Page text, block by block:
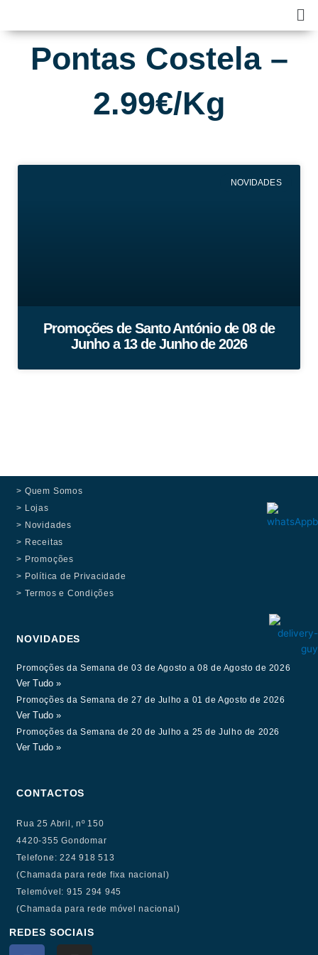
content
Pontas Costela –
2.99€/Kg
NOVIDADES
Promoções de Santo António de 08 de
Junho a 13 de Junho de 2026
> Quem Somos
> Lojas
> Novidades
> Receitas
> Promoções
> Política de Privacidade
> Termos e Condições
NOVIDADES
Promoções da Semana de 03 de Agosto a 08 de Agosto de 2026
Ver Tudo »
Promoções da Semana de 27 de Julho a 01 de Agosto de 2026
Ver Tudo »
Promoções da Semana de 20 de Julho a 25 de Julho de 2026
Ver Tudo »
CONTACTOS
Rua 25 Abril, nº 150
4420-355 Gondomar
Telefone: 224 918 513
(Chamada para rede fixa nacional)
Telemóvel: 915 294 945
(Chamada para rede móvel nacional)
REDES SOCIAIS
F I